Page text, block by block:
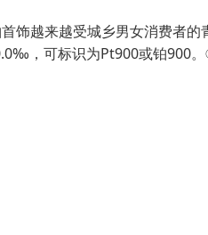
饰越来越受城乡男女消费者
，可标识为Pt900或铂900